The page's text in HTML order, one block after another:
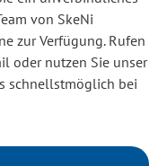
von SkeNi
zur Verfügung. Rufen
oder nutzen Sie unser
schnellstmöglich bei